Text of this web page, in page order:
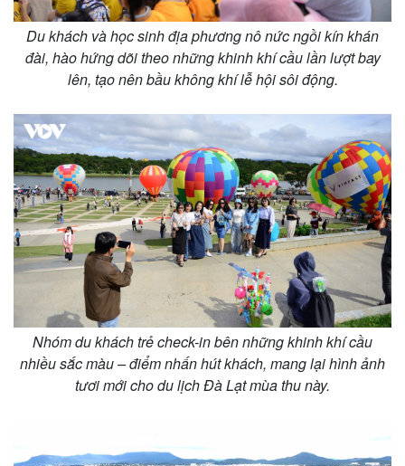
Tin nóng
Tư vấn luật
Quân sự - Quốc phòng
Vũ khí
Việt Nam
Phân tích
Du khách và học sinh địa phương nô nức ngồi kín khán
đài, hào hứng dõi theo những khinh khí cầu lần lượt bay
lên, tạo nên bầu không khí lễ hội sôi động.
Nhóm du khách trẻ check-in bên những khinh khí cầu
nhiều sắc màu – điểm nhấn hút khách, mang lại hình ảnh
tươi mới cho du lịch Đà Lạt mùa thu này.